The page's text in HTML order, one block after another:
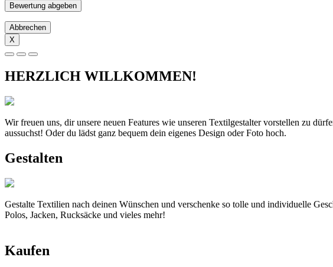
Abbrechen
X
HERZLICH WILLKOMMEN!
Wir freuen uns, dir unsere neuen Features wie unseren Textilgestalter vorstellen zu
aussuchst! Oder du lädst ganz bequem dein eigenes Design oder Foto hoch.
Gestalten
Gestalte Textilien nach deinen Wünschen und verschenke so tolle und individuelle
Polos, Jacken, Rucksäcke und vieles mehr!
Kaufen